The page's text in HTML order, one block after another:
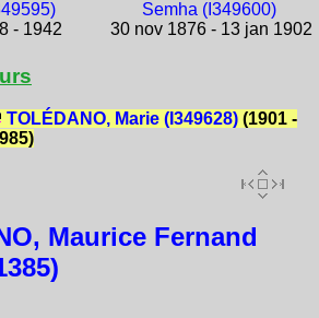
- 1942
Semha (I349600)
30 nov 1876 - 13 jan 1902
TOLÉDANO, Marie (I349628)(1901 -
Maurice Fernand